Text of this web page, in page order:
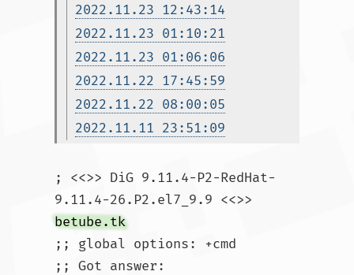
2022.11.23 12:43:14
2022.11.23 01:10:21
2022.11.23 01:06:06
2022.11.22 17:45:59
2022.11.22 08:00:05
2022.11.11 23:51:09
; <<>> DiG 9.11.4-P2-RedHat-
9.11.4-26.P2.el7_9.9 <<>>
betube.tk
;; global options: +cmd
;; Got answer: